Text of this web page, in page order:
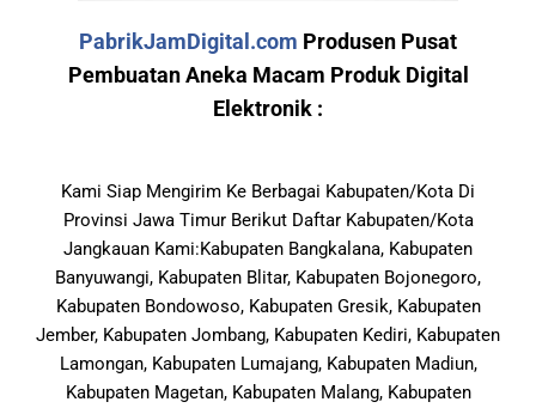
PabrikJamDigital.com Produsen Pusat
Pembuatan Aneka Macam Produk Digital
Elektronik :
Kami Siap Mengirim Ke Berbagai Kabupaten/Kota Di
Provinsi Jawa Timur Berikut Daftar Kabupaten/Kota
Jangkauan Kami:Kabupaten Bangkalana, Kabupaten
Banyuwangi, Kabupaten Blitar, Kabupaten Bojonegoro,
Kabupaten Bondowoso, Kabupaten Gresik, Kabupaten
Jember, Kabupaten Jombang, Kabupaten Kediri, Kabupaten
Lamongan, Kabupaten Lumajang, Kabupaten Madiun,
Kabupaten Magetan, Kabupaten Malang, Kabupaten